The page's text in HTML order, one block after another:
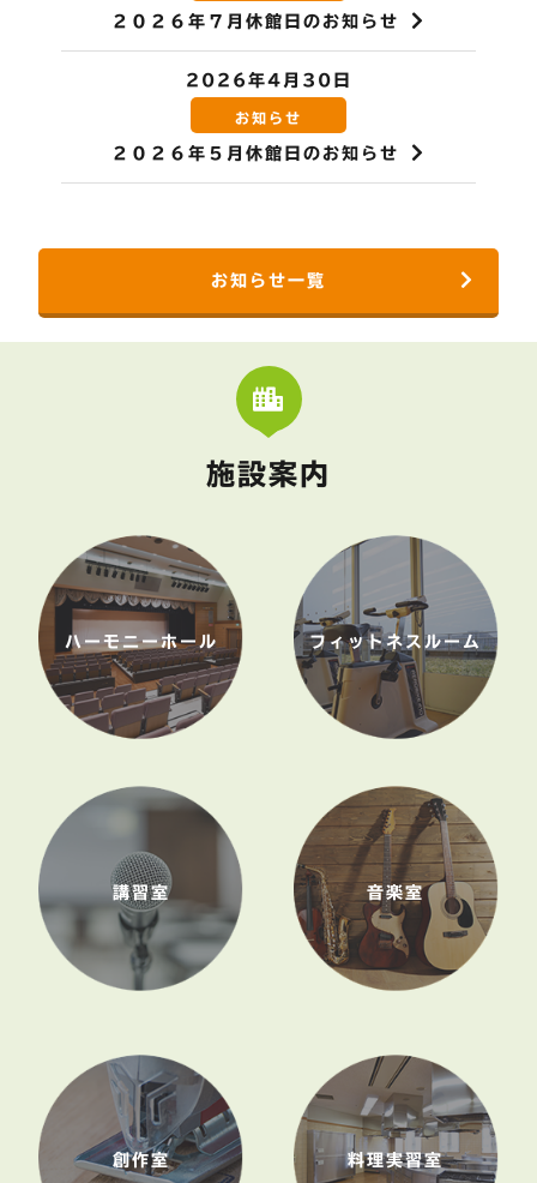
２０２６年７月休館日のお知らせ
2026年4月30日
お知らせ
２０２６年５月休館日のお知らせ
お知らせ一覧
施設案内
ハーモニーホール フィットネスルーム
講習室 音楽室
創作室 料理実習室